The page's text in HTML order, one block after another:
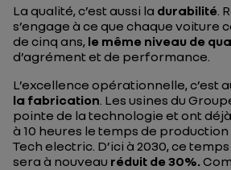
La qualité, c’est aussi la durabilité.
s’engage à ce que chaque voiture
de cinq ans, le même niveau de
d’agrément et de performance.
L’excellence opérationnelle, c’est
la fabrication. Les usines du
pointe de la technologie et ont
à 10 heures le temps de production
Tech electric. D’ici à 2030, ce
sera à nouveau réduit de 30%.